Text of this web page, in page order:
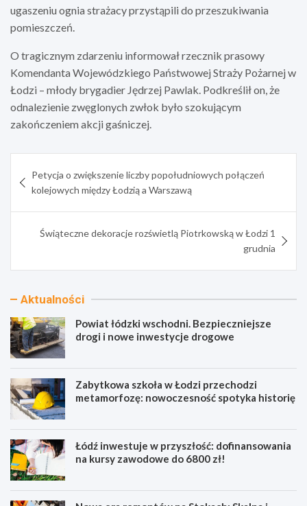
ugaszeniu ognia strażacy przystąpili do przeszukiwania
pomieszczeń.
O tragicznym zdarzeniu informował rzecznik prasowy
Komendanta Wojewódzkiego Państwowej Straży Pożarnej w
Łodzi – młody brygadier Jędrzej Pawlak. Podkreślił on, że
odnalezienie zwęglonych zwłok było szokującym
zakończeniem akcji gaśniczej.
wpisu
Petycja o zwiększenie liczby popołudniowych połączeń
kolejowych między Łodzią a Warszawą
Świąteczne dekoracje rozświetlą Piotrkowską w Łodzi 1
grudnia
Aktualności
Powiat łódzki wschodni. Bezpieczniejsze
drogi i nowe inwestycje drogowe
Zabytkowa szkoła w Łodzi przechodzi
metamorfozę: nowoczesność spotyka historię
Łódź inwestuje w przyszłość: dofinansowania
na kursy zawodowe do 6800 zł!